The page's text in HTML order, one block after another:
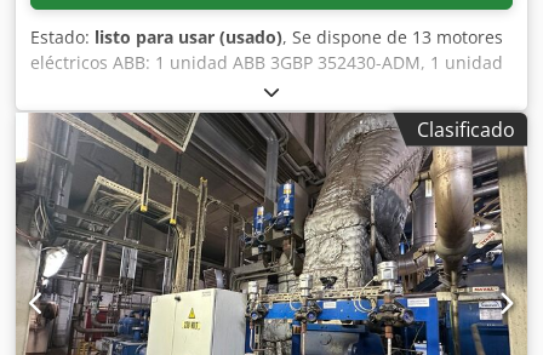
Estado: listo para usar (usado), Se dispone de 13 motores
eléctricos ABB: 1 unidad ABB 3GBP 352430-ADM, 1 unidad
ABB 3GBA 252210-ADN, 1 unidad ABB 3GBA 281270-ADF,
potencia nominal: 90 kW, 1 unidad ABB 3GBP 312240-ADK,
potencia nominal: 141 kW, 1 unidad ABB 3GBA 282260-
ADF, potencia nominal: 36 kW, 1 unidad ABB 3GBP 312810-
ADL, potencia nominal: 253 kW, 1 unidad ABB 3GBA
282260-ADF, potencia nominal: 200 kW, 1 unidad ABB
3GBA 282260-ADF, 1 unidad ABB 3GBA 312240-ADM 701,
potencia nominal: 172 kW, 1 unidad ABB 3GBP 282410-
ADM, 3 unidades ABB 3GBP 312810-ADL. Es posible
realizar una inspección en las instalaciones. Djdpfjzpyxvox
Ah Reck
Clasificado